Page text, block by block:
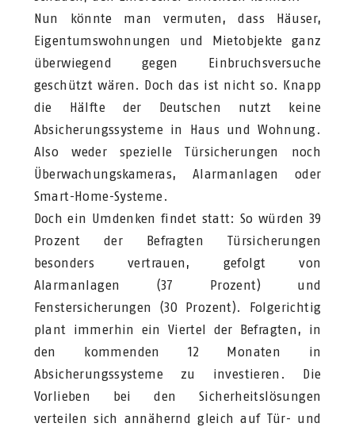
Nun könnte man vermuten, dass Häuser,
Eigentumswohnungen und Mietobjekte ganz
überwiegend gegen Einbruchsversuche
geschützt wären. Doch das ist nicht so. Knapp
die Hälfte der Deutschen nutzt keine
Absicherungssysteme in Haus und Wohnung.
Also weder spezielle Türsicherungen noch
Überwachungskameras, Alarmanlagen oder
Smart-Home-Systeme.
Doch ein Umdenken findet statt: So würden 39
Prozent der Befragten Türsicherungen
besonders vertrauen, gefolgt von
Alarmanlagen (37 Prozent) und
Fenstersicherungen (30 Prozent). Folgerichtig
plant immerhin ein Viertel der Befragten, in
den kommenden 12 Monaten in
Absicherungssysteme zu investieren. Die
Vorlieben bei den Sicherheitslösungen
verteilen sich annähernd gleich auf Tür- und